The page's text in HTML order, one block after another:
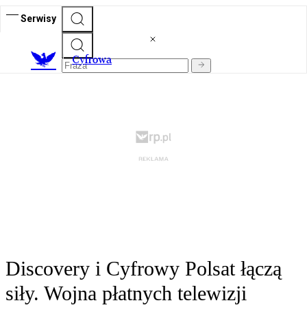
Serwisy
Cyfrowa
Discovery i Cyfrowy Polsat łączą
siły. Wojna płatnych telewizji